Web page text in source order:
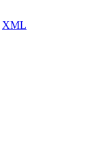
XML